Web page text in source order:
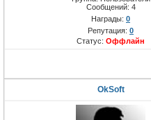
Сообщений: 4
Награды: 0
Репутация: 0
Статус: Оффлайн
OkSoft